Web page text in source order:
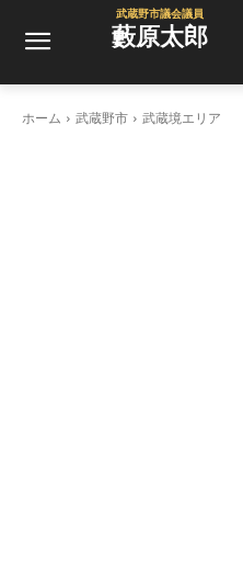
武蔵野市議会議員
藪原太郎
ホーム 武蔵野市 武蔵境エリア